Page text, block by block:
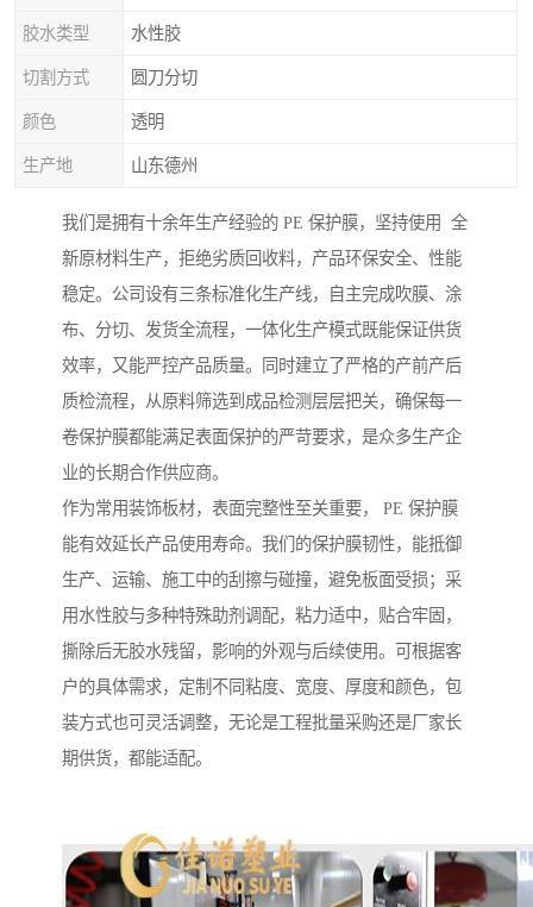
胶水类型 水性胶
切割方式 圆刀分切
颜色 透明
生产地 山东德州
我们是拥有十余年生产经验的 PE 保护膜，坚持使用 全
新原材料生产，拒绝劣质回收料，产品环保安全、性能
稳定。公司设有三条标准化生产线，自主完成吹膜、涂
布、分切、发货全流程，一体化生产模式既能保证供货
效率，又能严控产品质量。同时建立了严格的产前产后
质检流程，从原料筛选到成品检测层层把关，确保每一
卷保护膜都能满足表面保护的严苛要求，是众多生产企
业的长期合作供应商。
作为常用装饰板材，表面完整性至关重要， PE 保护膜
能有效延长产品使用寿命。我们的保护膜韧性，能抵御
生产、运输、施工中的刮擦与碰撞，避免板面受损；采
用水性胶与多种特殊助剂调配，粘力适中，贴合牢固，
撕除后无胶水残留，影响的外观与后续使用。可根据客
户的具体需求，定制不同粘度、宽度、厚度和颜色，包
装方式也可灵活调整，无论是工程批量采购还是厂家长
期供货，都能适配。